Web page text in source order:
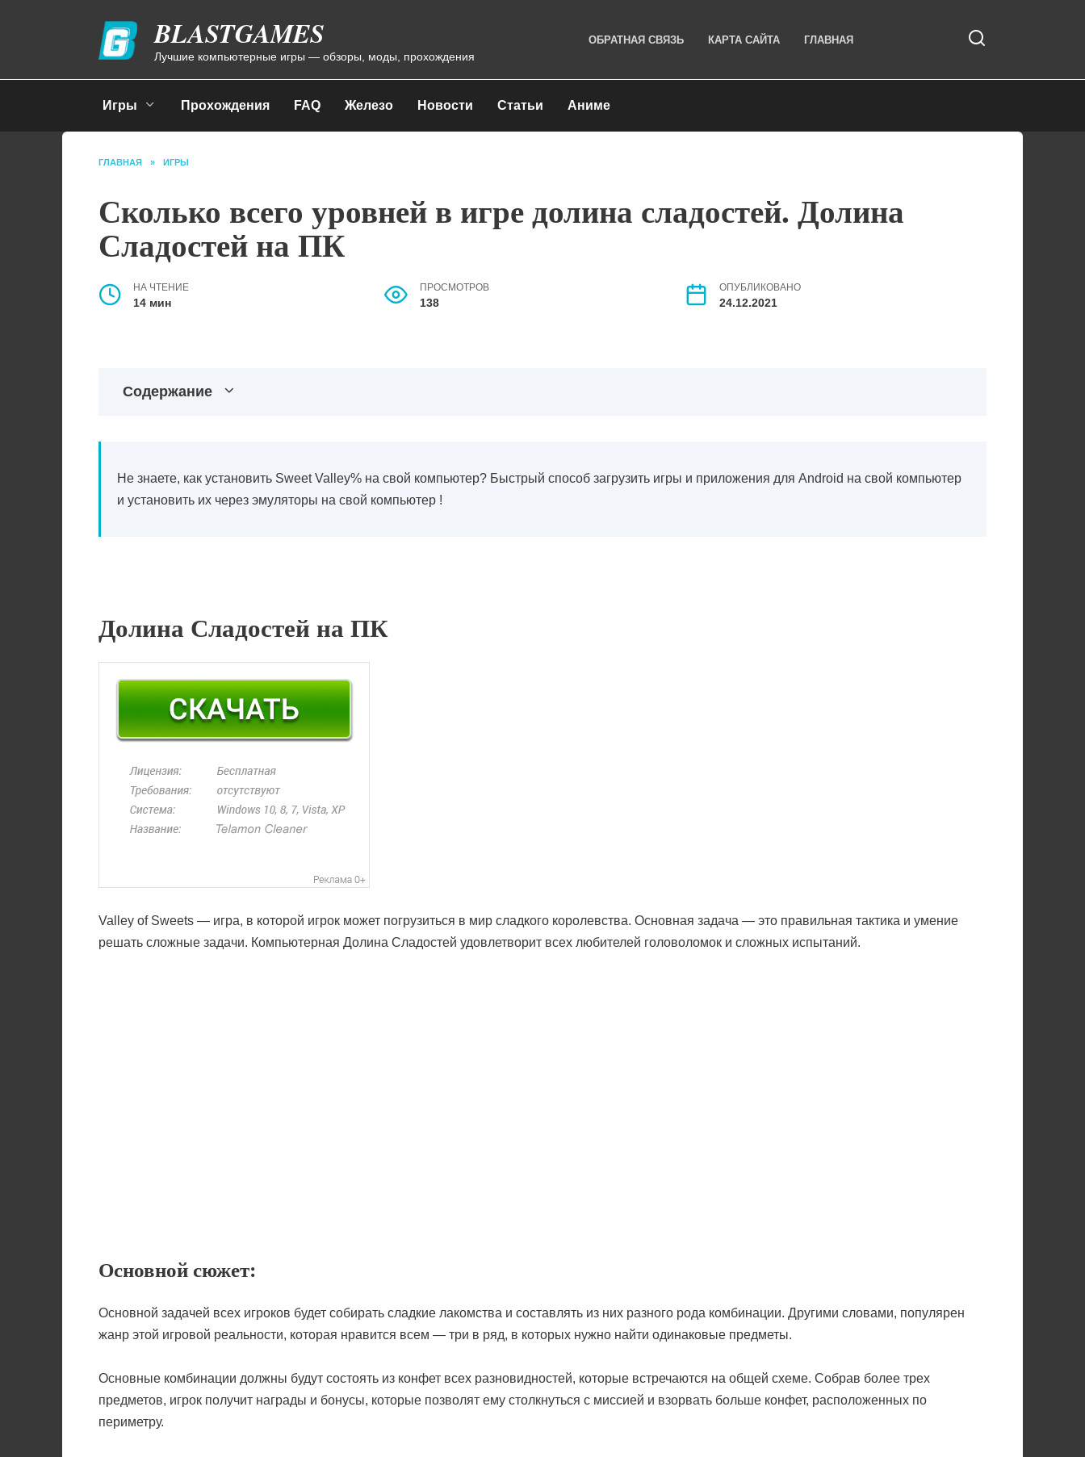
BLASTGAMES
Лучшие компьютерные игры — обзоры, моды, прохождения
ОБРАТНАЯ СВЯЗЬ КАРТА САЙТА ГЛАВНАЯ
Игры Прохождения FAQ Железо Новости Статьи Аниме
ГЛАВНАЯ » ИГРЫ
Сколько всего уровней в игре долина сладостей. Долина
Сладостей на ПК
НА ЧТЕНИЕ
14 мин
ПРОСМОТРОВ
138
ОПУБЛИКОВАНО
24.12.2021
Содержание
Не знаете, как установить Sweet Valley% на свой компьютер? Быстрый способ загрузить игры и приложения для Android на свой компьютер
и установить их через эмуляторы на свой компьютер !
Долина Сладостей на ПК
Valley of Sweets — игра, в которой игрок может погрузиться в мир сладкого королевства. Основная задача — это правильная тактика и умение
решать сложные задачи. Компьютерная Долина Сладостей удовлетворит всех любителей головоломок и сложных испытаний.
Основной сюжет:
Основной задачей всех игроков будет собирать сладкие лакомства и составлять из них разного рода комбинации. Другими словами, популярен
жанр этой игровой реальности, которая нравится всем — три в ряд, в которых нужно найти одинаковые предметы.
Основные комбинации должны будут состоять из конфет всех разновидностей, которые встречаются на общей схеме. Собрав более трех
предметов, игрок получит награды и бонусы, которые позволят ему столкнуться с миссией и взорвать больше конфет, расположенных по
периметру.